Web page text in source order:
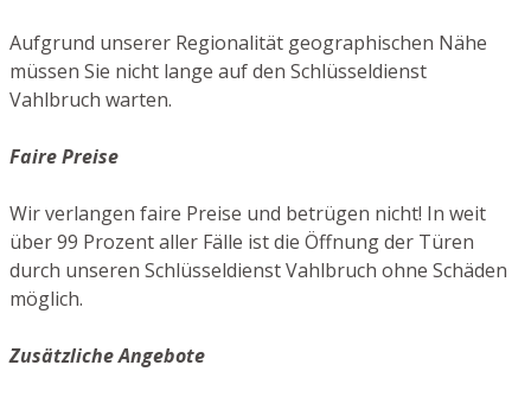
Aufgrund unserer Regionalität geographischen Nähe
müssen Sie nicht lange auf den Schlüsseldienst
Vahlbruch warten.
Faire Preise
Wir verlangen faire Preise und betrügen nicht! In weit
über 99 Prozent aller Fälle ist die Öffnung der Türen
durch unseren Schlüsseldienst Vahlbruch ohne Schäden
möglich.
Zusätzliche Angebote